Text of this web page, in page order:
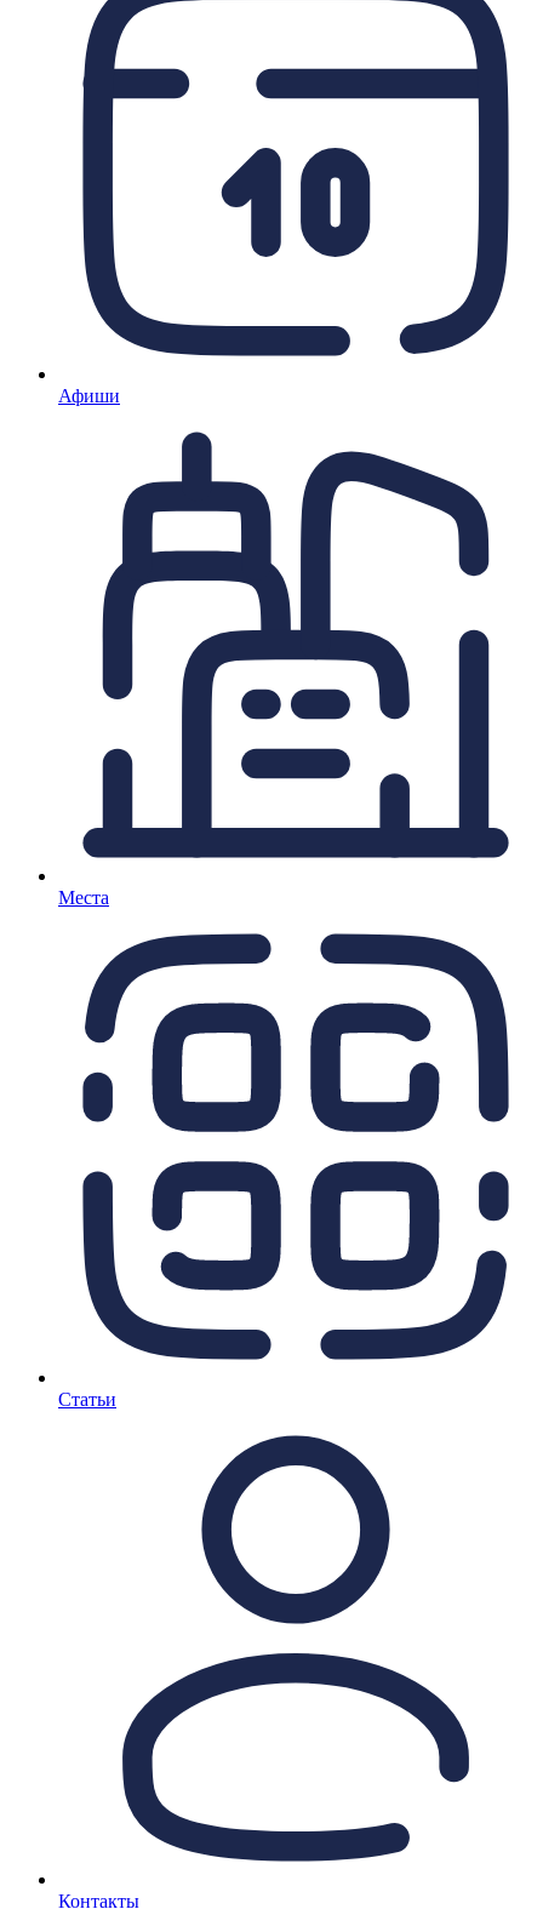
Афиши
Места
Статьи
Контакты